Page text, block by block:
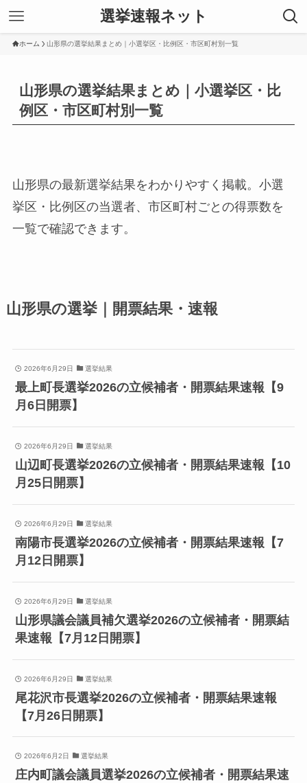
選挙速報ネット
ホーム 山形県の選挙結果まとめ｜小選挙区・比例区・市区町村別一覧
山形県の選挙結果まとめ｜小選挙区・比
例区・市区町村別一覧
山形県の最新選挙結果をわかりやすく掲載。小選
挙区・比例区の当選者、市区町村ごとの得票数を
一覧で確認できます。
山形県の選挙｜開票結果・速報
2026年6月29日 選挙結果
最上町長選挙2026の立候補者・開票結果速報【9
月6日開票】
2026年6月29日 選挙結果
山辺町長選挙2026の立候補者・開票結果速報【10
月25日開票】
2026年6月29日 選挙結果
南陽市長選挙2026の立候補者・開票結果速報【7
月12日開票】
2026年6月29日 選挙結果
山形県議会議員補欠選挙2026の立候補者・開票結
果速報【7月12日開票】
2026年6月29日 選挙結果
尾花沢市長選挙2026の立候補者・開票結果速報
【7月26日開票】
2026年6月2日 選挙結果
庄内町議会議員選挙2026の立候補者・開票結果速